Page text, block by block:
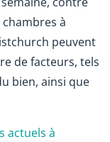
à
peuvent
de facteurs, tels
bien, ainsi que
actuels à